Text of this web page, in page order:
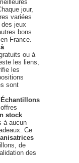
jour,
variées
, des jeux
bons
France.
ou à
les liens,
les
sont
stock
à aucun
Ce
de
des